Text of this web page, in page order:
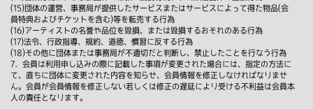
(15)団体の運営、事務局が提供したサービスまたはサービスによって得た物品(会
員特典およびチケットを含む)等を転売する行為
(16)アーティストの名誉や品位を毀損、または毀損するおそれのある行為
(17)法令、行政指導、規約、道徳、慣習に反する行為
(18)その他に団体または事務局が不適切だと判断し、禁止したことを行なう行為
7．会員は利用申し込みの際に記載した事項が変更された場合には、指定の方法に
て、直ちに団体に変更された内容を知らせ、会員情報を修正しなければなりませ
ん。会員が会員情報を修正しない若しくは修正の遅延により受ける不利益は会員本
人の責任となります。